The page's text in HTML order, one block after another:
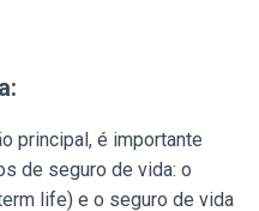
principal, é importante
de seguro de vida: o
life) e o seguro de vida